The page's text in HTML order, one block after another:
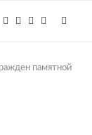
памятной